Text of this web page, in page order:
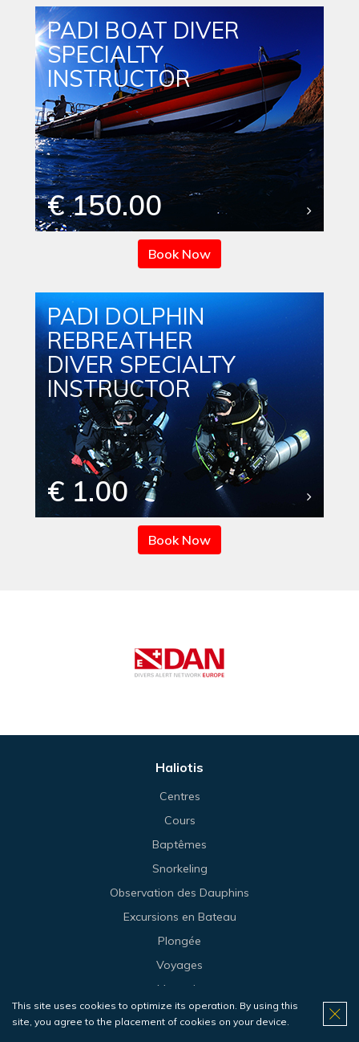
PADI BOAT DIVER
SPECIALTY
INSTRUCTOR
€ 150.00
Book Now
PADI DOLPHIN
REBREATHER
DIVER SPECIALTY
INSTRUCTOR
€ 1.00
Book Now
Haliotis
Centres
Cours
Baptêmes
Snorkeling
Observation des Dauphins
Excursions en Bateau
Plongée
Voyages
Magasin
Prix
This site uses cookies to optimize its operation. By using this
site, you agree to the placement of cookies on your device.